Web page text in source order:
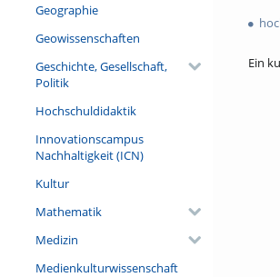
Geographie
Geowissenschaften
Geschichte, Gesellschaft,
Politik
Hochschuldidaktik
Innovationscampus
Nachhaltigkeit (ICN)
Kultur
Mathematik
Medizin
Medienkulturwissenschaft
Ein